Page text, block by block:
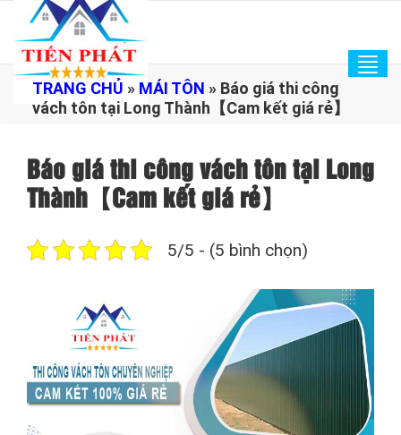
TRANG CHỦ » MÁI TÔN » Báo giá thi công
vách tôn tại Long Thành【Cam kết giá rẻ】
Báo giá thi công vách tôn tại Long
Thành【Cam kết giá rẻ】
5/5 - (5 bình chọn)